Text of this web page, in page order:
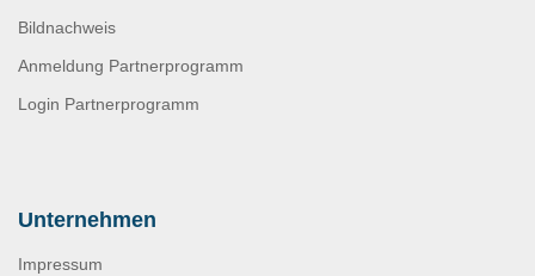
Bildnachweis
Anmeldung Partnerprogramm
Login Partnerprogramm
Unternehmen
Impressum